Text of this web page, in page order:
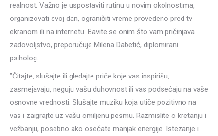
realnost. Važno je uspostaviti rutinu u novim okolnostima,
organizovati svoj dan, ograničiti vreme provedeno pred tv
ekranom ili na internetu. Bavite se onim što vam pričinjava
zadovoljstvo, preporučuje Milena Dabetić, diplomirani
psiholog.
”Čitajte, slušajte ili gledajte priče koje vas inspirišu,
zasmejavaju, neguju vašu duhovnost ili vas podsećaju na vaše
osnovne vrednosti. Slušajte muziku koja utiče pozitivno na
vas i zaigrajte uz vašu omiljenu pesmu. Razmislite o kretanju i
vežbanju, posebno ako osećate manjak energije. Istezanje i